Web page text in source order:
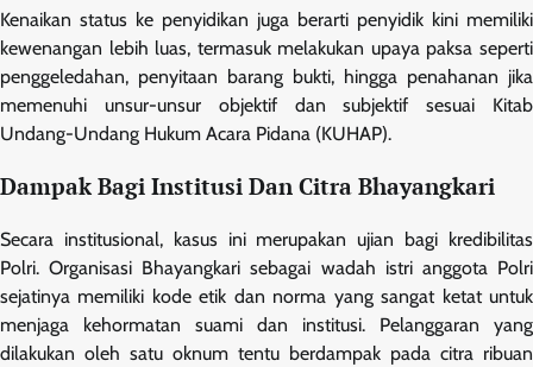
Kenaikan status ke penyidikan juga berarti penyidik kini memiliki
kewenangan lebih luas, termasuk melakukan upaya paksa seperti
penggeledahan, penyitaan barang bukti, hingga penahanan jika
memenuhi unsur-unsur objektif dan subjektif sesuai Kitab
Undang-Undang Hukum Acara Pidana (KUHAP).
Dampak Bagi Institusi Dan Citra Bhayangkari
Secara institusional, kasus ini merupakan ujian bagi kredibilitas
Polri. Organisasi Bhayangkari sebagai wadah istri anggota Polri
sejatinya memiliki kode etik dan norma yang sangat ketat untuk
menjaga kehormatan suami dan institusi. Pelanggaran yang
dilakukan oleh satu oknum tentu berdampak pada citra ribuan